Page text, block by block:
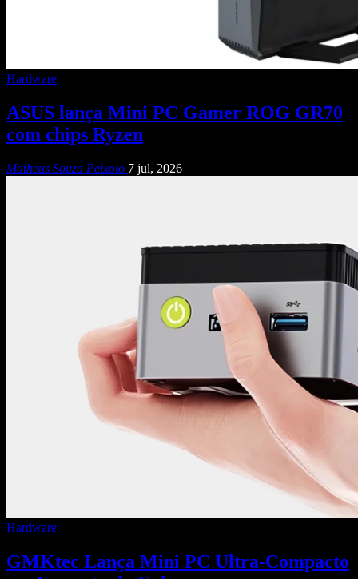
Hardware
ASUS lança Mini PC Gamer ROG GR70
com chips Ryzen
Matheus Souza Peixoto 7 jul, 2026
Hardware
GMKtec Lança Mini PC Ultra-Compacto